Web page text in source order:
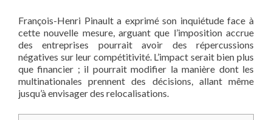
François-Henri Pinault a exprimé son inquiétude face à
cette nouvelle mesure, arguant que l’imposition accrue
des entreprises pourrait avoir des répercussions
négatives sur leur compétitivité. L’impact serait bien plus
que financier ; il pourrait modifier la manière dont les
multinationales prennent des décisions, allant même
jusqu’à envisager des relocalisations.